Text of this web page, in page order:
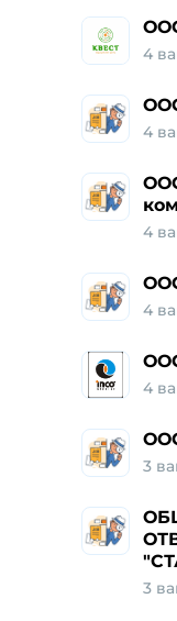
4
4
4
4
4
3
3